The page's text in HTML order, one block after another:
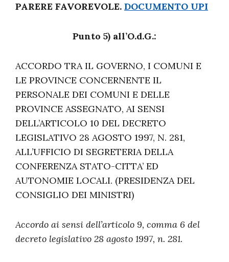
PARERE FAVOREVOLE. DOCUMENTO UPI
Punto 5) all’O.d.G.:
ACCORDO TRA IL GOVERNO, I COMUNI E
LE PROVINCE CONCERNENTE IL
PERSONALE DEI COMUNI E DELLE
PROVINCE ASSEGNATO, AI SENSI
DELL’ARTICOLO 10 DEL DECRETO
LEGISLATIVO 28 AGOSTO 1997, N. 281,
ALL’UFFICIO DI SEGRETERIA DELLA
CONFERENZA STATO-CITTA’ ED
AUTONOMIE LOCALI. (PRESIDENZA DEL
CONSIGLIO DEI MINISTRI)
Accordo ai sensi dell’articolo 9, comma 6 del
decreto legislativo 28 agosto 1997, n. 281.